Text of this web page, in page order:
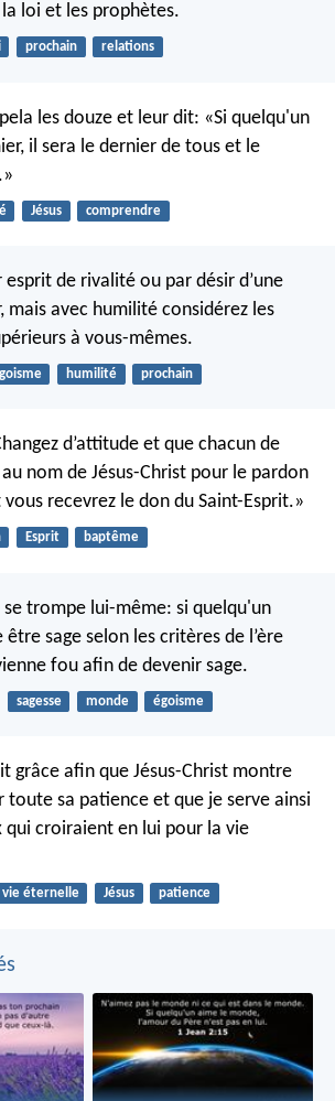
loi et les prophètes.
prochain relations
les douze et leur dit: «Si quelqu'un
il sera le dernier de tous et le
Jésus comprendre
de rivalité ou par désir d’une
mais avec humilité considérez les
à vous-mêmes.
humilité prochain
d’attitude et que chacun de
nom de Jésus-Christ pour le pardon
recevrez le don du Saint-Esprit.»
Esprit baptême
se trompe lui-même: si quelqu'un
être sage selon les critères de l’ère
fou afin de devenir sage.
sagesse monde égoisme
grâce afin que Jésus-Christ montre
toute sa patience et que je serve ainsi
qui croiraient en lui pour la vie
vie éternelle Jésus patience